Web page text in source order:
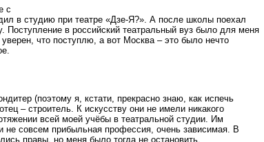
с
в студию при театре «Дзе-Я?». А после школы поехал
Поступление в российский театральный вуз было для меня
что поступлю, а вот Москва – это было нечто
(поэтому я, кстати, прекрасно знаю, как испечь
– строитель. К искусству они не имели никакого
всей моей учёбы в театральной студии. Им
не совсем прибыльная профессия, очень зависимая. В
правы, но меня было тогда не остановить.